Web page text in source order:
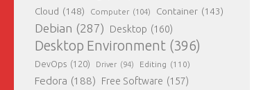
Cloud (148) Computer (104) Container (143)
Debian (287) Desktop (160)
Desktop Environment (396)
DevOps (120) Driver (94) Editing (110)
Fedora (188) Free Software (157)